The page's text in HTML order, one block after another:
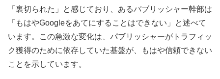
「裏切られた」と感じており、あるパブリッシャー幹部は
「もはやGoogleをあてにすることはできない」と述べて
います。この急激な変化は、パブリッシャーがトラフィッ
ク獲得のために依存していた基盤が、もはや信頼できない
ことを示しています。